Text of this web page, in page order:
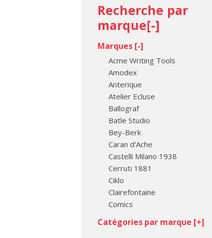
Recherche par
marque[-]
Marques [-]
Acme Writing Tools
Amodex
Anterique
Atelier Ecluse
Ballograf
Batle Studio
Bey-Berk
Caran d'Ache
Castelli Milano 1938
Cerruti 1881
Ciklo
Clairefontaine
Comics
Cross
Catégories par marque [+]